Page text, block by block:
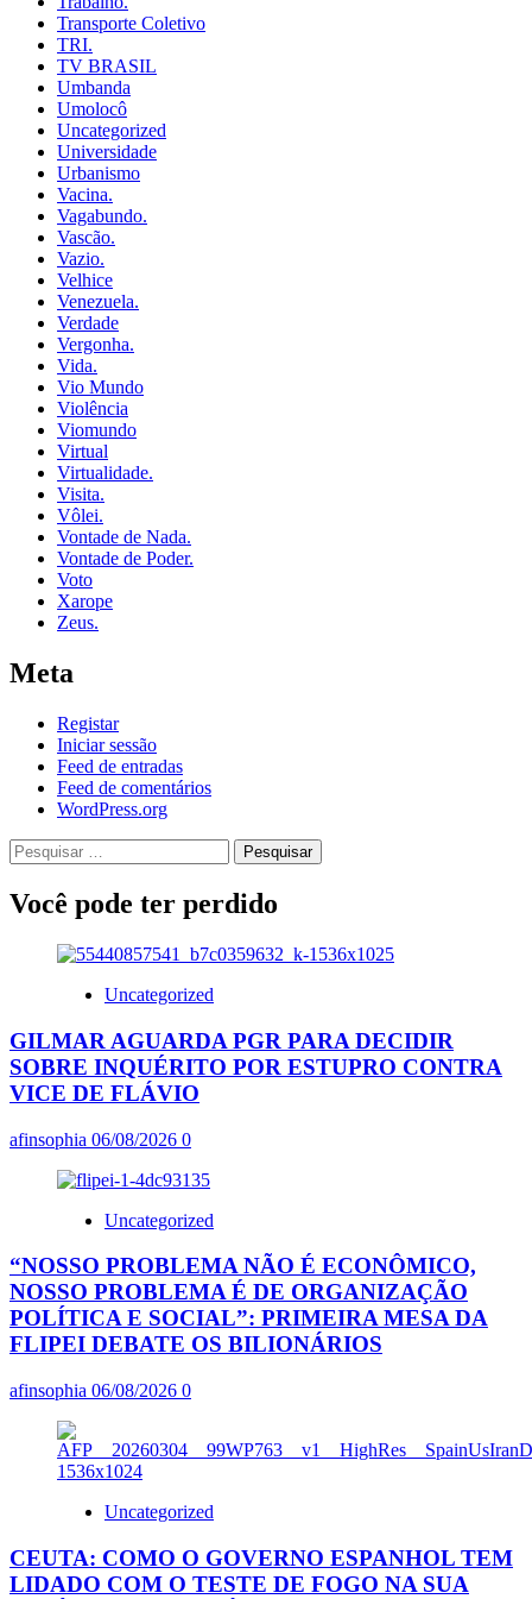
Transporte Coletivo
TRI.
TV BRASIL
Umbanda
Umolocô
Uncategorized
Universidade
Urbanismo
Vacina.
Vagabundo.
Vascão.
Vazio.
Velhice
Venezuela.
Verdade
Vergonha.
Vida.
Vio Mundo
Violência
Viomundo
Virtual
Virtualidade.
Visita.
Vôlei.
Vontade de Nada.
Vontade de Poder.
Voto
Xarope
Zeus.
Meta
Registar
Iniciar sessão
Feed de entradas
Feed de comentários
WordPress.org
Pesquisar
por:
Você pode ter perdido
Uncategorized
GILMAR AGUARDA PGR PARA DECIDIR
SOBRE INQUÉRITO POR ESTUPRO CONTRA
VICE DE FLÁVIO
afinsophia 06/08/2026 0
Uncategorized
“NOSSO PROBLEMA NÃO É ECONÔMICO,
NOSSO PROBLEMA É DE ORGANIZAÇÃO
POLÍTICA E SOCIAL”: PRIMEIRA MESA DA
FLIPEI DEBATE OS BILIONÁRIOS
afinsophia 06/08/2026 0
Uncategorized
CEUTA: COMO O GOVERNO ESPANHOL TEM
LIDADO COM O TESTE DE FOGO NA SUA